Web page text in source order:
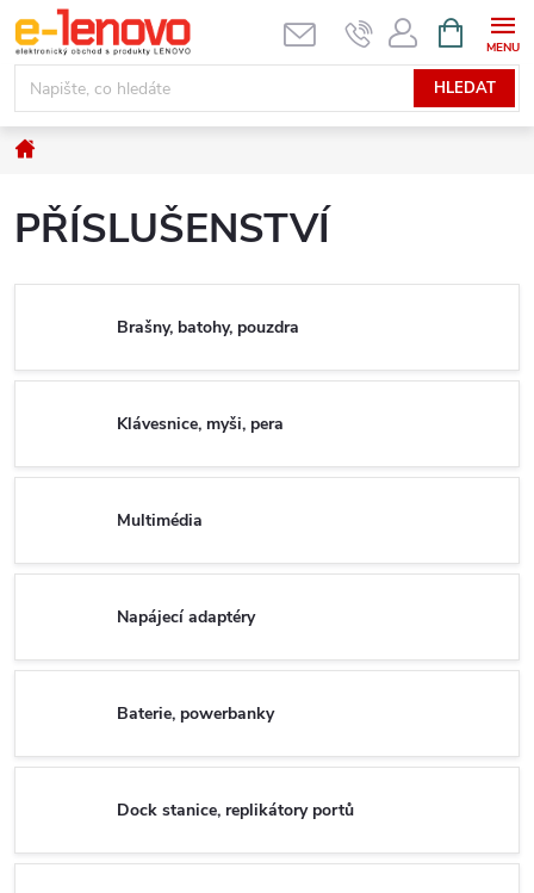
Přejít
na
obsah
HLEDAT
NÁKUPNÍ
KOŠÍK
Domů
PŘÍSLUŠENSTVÍ
Brašny, batohy, pouzdra
Klávesnice, myši, pera
Multimédia
Napájecí adaptéry
Baterie, powerbanky
Dock stanice, replikátory portů